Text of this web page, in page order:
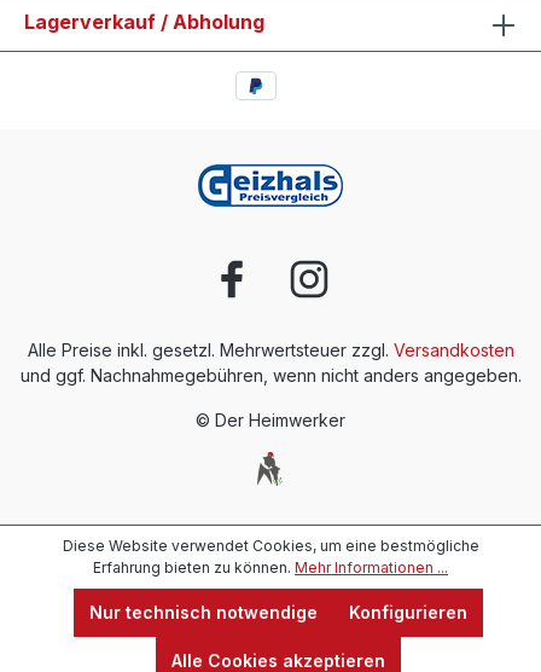
Lagerverkauf / Abholung
Alle Preise inkl. gesetzl. Mehrwertsteuer zzgl. Versandkosten
und ggf. Nachnahmegebühren, wenn nicht anders angegeben.
© Der Heimwerker
Diese Website verwendet Cookies, um eine bestmögliche
Erfahrung bieten zu können. Mehr Informationen ...
Nur technisch notwendige Konfigurieren
Alle Cookies akzeptieren